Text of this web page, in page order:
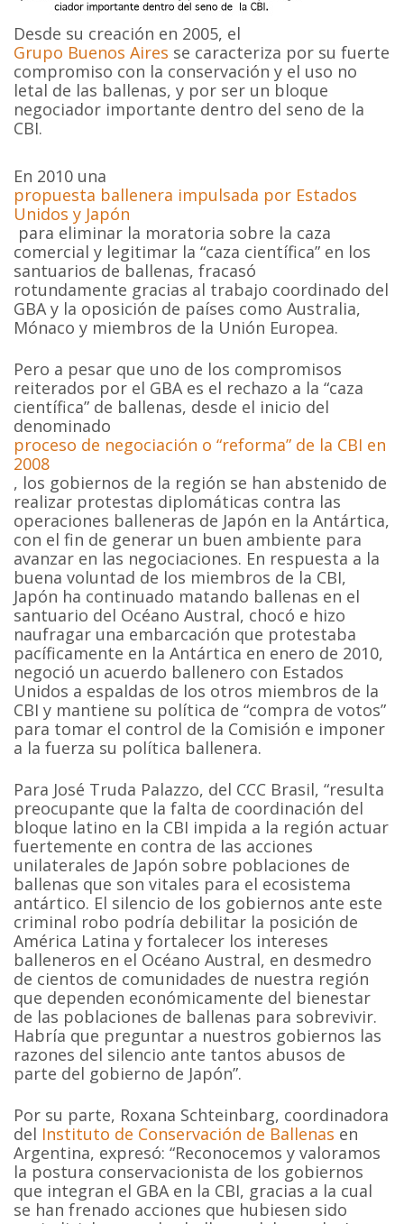
Desde su creación en 2005, el
Grupo Buenos Aires se caracteriza por su fuerte
compromiso con la conservación y el uso no
letal de las ballenas, y por ser un bloque
negociador importante dentro del seno de la
CBI.
En 2010 una
propuesta ballenera impulsada por Estados
Unidos y Japón
para eliminar la moratoria sobre la caza
comercial y legitimar la “caza científica” en los
santuarios de ballenas, fracasó
rotundamente gracias al trabajo coordinado del
GBA y la oposición de países como Australia,
Mónaco y miembros de la Unión Europea.
Pero a pesar que uno de los compromisos
reiterados por el GBA es el rechazo a la “caza
científica” de ballenas, desde el inicio del
denominado
proceso de negociación o “reforma” de la CBI en
2008
, los gobiernos de la región se han abstenido de
realizar protestas diplomáticas contra las
operaciones balleneras de Japón en la Antártica,
con el fin de generar un buen ambiente para
avanzar en las negociaciones. En respuesta a la
buena voluntad de los miembros de la CBI,
Japón ha continuado matando ballenas en el
santuario del Océano Austral, chocó e hizo
naufragar una embarcación que protestaba
pacíficamente en la Antártica en enero de 2010,
negoció un acuerdo ballenero con Estados
Unidos a espaldas de los otros miembros de la
CBI y mantiene su política de “compra de votos”
para tomar el control de la Comisión e imponer
a la fuerza su política ballenera.
Para José Truda Palazzo, del CCC Brasil, “resulta
preocupante que la falta de coordinación del
bloque latino en la CBI impida a la región actuar
fuertemente en contra de las acciones
unilaterales de Japón sobre poblaciones de
ballenas que son vitales para el ecosistema
antártico. El silencio de los gobiernos ante este
criminal robo podría debilitar la posición de
América Latina y fortalecer los intereses
balleneros en el Océano Austral, en desmedro
de cientos de comunidades de nuestra región
que dependen económicamente del bienestar
de las poblaciones de ballenas para sobrevivir.
Habría que preguntar a nuestros gobiernos las
razones del silencio ante tantos abusos de
parte del gobierno de Japón”.
Por su parte, Roxana Schteinbarg, coordinadora
del Instituto de Conservación de Ballenas en
Argentina, expresó: “Reconocemos y valoramos
la postura conservacionista de los gobiernos
que integran el GBA en la CBI, gracias a la cual
se han frenado acciones que hubiesen sido